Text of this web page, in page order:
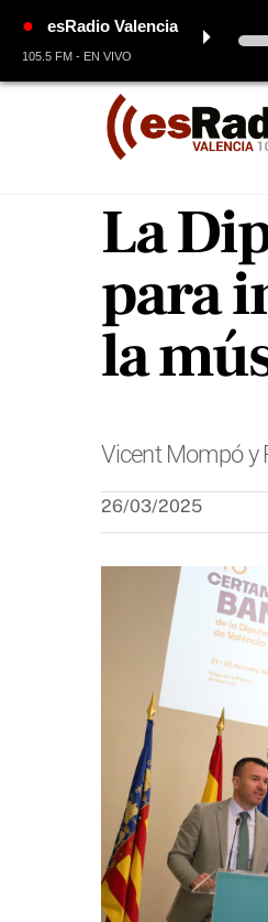
Skip
● esRadio Valencia
105.5 FM - EN VIVO
⏵
La
para
la
Vicent Mompó y
26/03/2025